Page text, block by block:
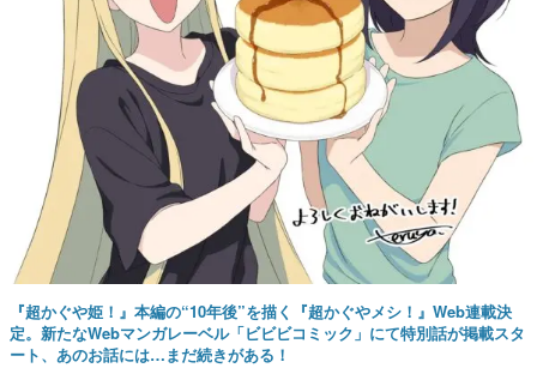
『超かぐや姫！』本編の“10年後”を描く『超かぐやメシ！』Web連載決
定。新たなWebマンガレーベル「ビビビコミック」にて特別話が掲載スタ
ート、あのお話には…まだ続きがある！